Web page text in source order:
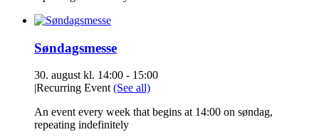
Søndagsmesse
30. august kl. 14:00 - 15:00
Recurring Event(See all)
An event every week that begins at 14:00 on søndag,
repeating indefinitely